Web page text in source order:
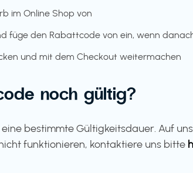
im Online Shop von
füge den Rabattcode von ein, wenn
und mit dem Checkout weitermachen
noch gültig?
bestimmte Gültigkeitsdauer. Auf
funktionieren, kontaktiere uns bitte